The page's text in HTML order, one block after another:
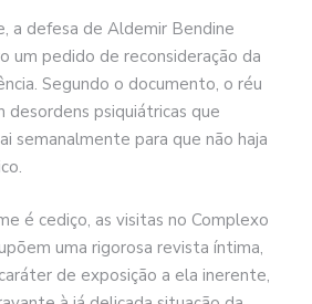
a defesa de Aldemir Bendine
um pedido de reconsideração da
Segundo o documento, o réu
desordens psiquiátricas que
semanalmente para que não haja
é cediço, as visitas no Complexo
uma rigorosa revista íntima,
de exposição a ela inerente,